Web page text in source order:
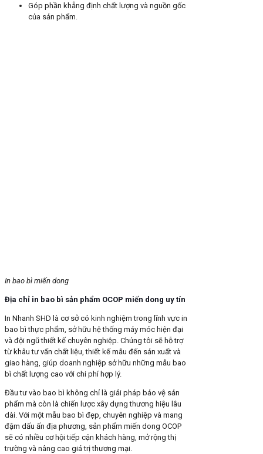
Góp phần khẳng định chất lượng và nguồn gốc
của sản phẩm.
In bao bì miến dong
Địa chỉ in bao bì sản phẩm OCOP miến dong uy tín
In Nhanh SHD là cơ sở có kinh nghiệm trong lĩnh vực in
bao bì thực phẩm, sở hữu hệ thống máy móc hiện đại
và đội ngũ thiết kế chuyên nghiệp. Chúng tôi sẽ hỗ trợ
từ khâu tư vấn chất liệu, thiết kế mẫu đến sản xuất và
giao hàng, giúp doanh nghiệp sở hữu những mẫu bao
bì chất lượng cao với chi phí hợp lý.
Đầu tư vào bao bì không chỉ là giải pháp bảo vệ sản
phẩm mà còn là chiến lược xây dựng thương hiệu lâu
dài. Với một mẫu bao bì đẹp, chuyên nghiệp và mang
đậm dấu ấn địa phương, sản phẩm miến dong OCOP
sẽ có nhiều cơ hội tiếp cận khách hàng, mở rộng thị
trường và nâng cao giá trị thương mại.